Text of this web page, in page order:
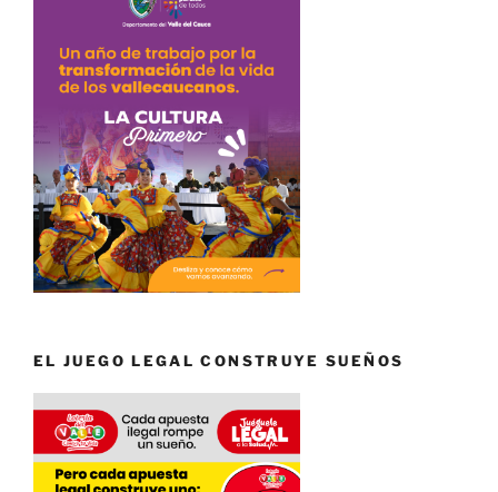
EL JUEGO LEGAL CONSTRUYE SUEÑOS